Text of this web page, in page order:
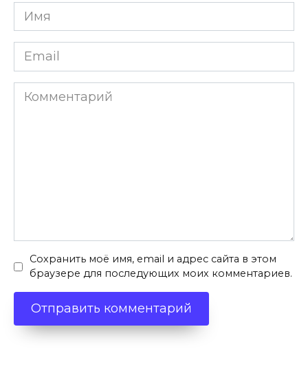
Имя
*
Email
*
Комментарий
Сохранить моё имя, email и адрес сайта в этом
браузере для последующих моих комментариев.